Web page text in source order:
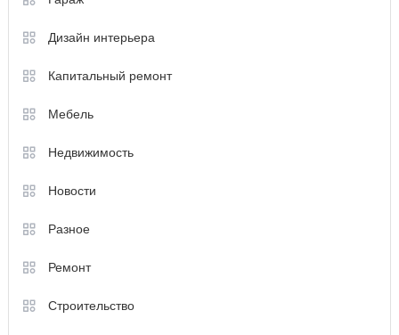
Дизайн интерьера
Капитальный ремонт
Мебель
Недвижимость
Новости
Разное
Ремонт
Строительство